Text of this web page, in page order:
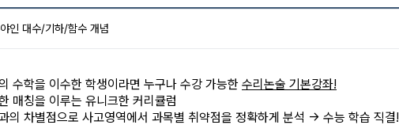
인 대수/기하/함수 개념
수학을 이수한 학생이라면 누구나 수강 가능한 수리논술 기본강좌!
매칭을 이루는 유니크한 커리큘럼
의 차별점으로 사고영역에서 과목별 취약점을 정확하게 분석 -> 수능 학습 직결!